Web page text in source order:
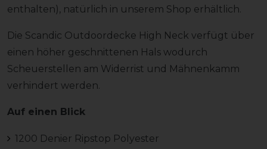
enthalten), natürlich in unserem Shop erhältlich.
Die Scandic Outdoordecke High Neck verfügt über
einen höher geschnittenen Hals wodurch
Scheuerstellen am Widerrist und Mähnenkamm
verhindert werden.
Auf einen Blick
1200 Denier Ripstop Polyester